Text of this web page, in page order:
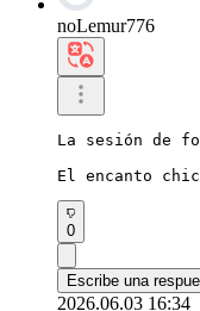
noLemur776
La sesión de
El encanto
0
Escribe una
2026.06.03 16:34